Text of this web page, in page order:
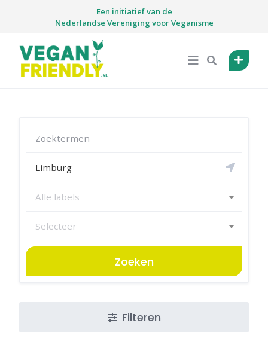
Een initiatief van de
Nederlandse Vereniging voor Veganisme
Alle labels
Selecteer
Zoeken
Filteren